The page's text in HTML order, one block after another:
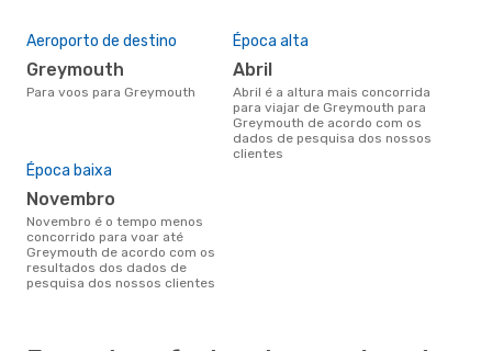
Aeroporto de destino
Greymouth
Para voos para Greymouth
Época alta
abril
abril é a altura mais concorrida
para viajar de Greymouth para
Greymouth de acordo com os
dados de pesquisa dos nossos
clientes
Época baixa
novembro
novembro é o tempo menos
concorrido para voar até
Greymouth de acordo com os
resultados dos dados de
pesquisa dos nossos clientes